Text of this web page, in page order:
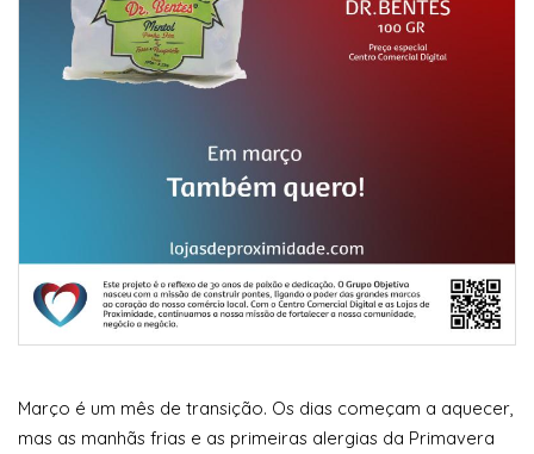
Março é um mês de transição. Os dias começam a aquecer,
mas as manhãs frias e as primeiras alergias da Primavera